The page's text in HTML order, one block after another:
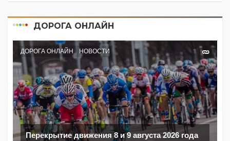
ДОРОГА ОНЛАЙН
ДОРОГА ОНЛАЙН НОВОСТИ
Перекрытие движения 8 и 9 августа 2026 года